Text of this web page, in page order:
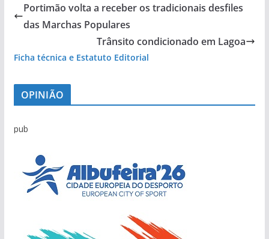
Portimão volta a receber os tradicionais desfiles
das Marchas Populares
Trânsito condicionado em Lagoa
Ficha técnica e Estatuto Editorial
OPINIÃO
pub